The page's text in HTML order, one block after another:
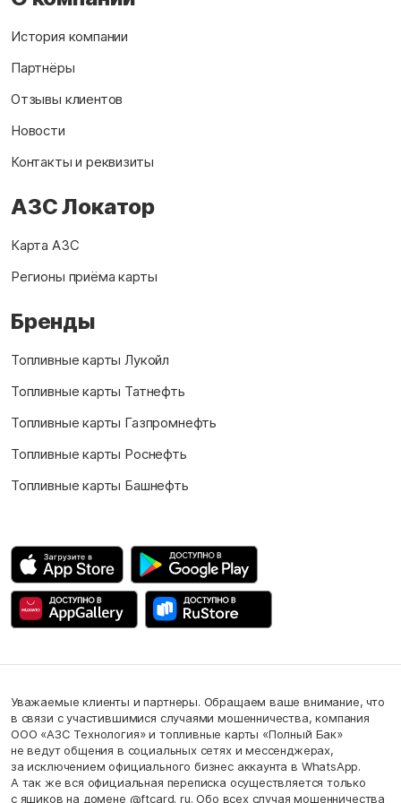
История компании
Партнёры
Отзывы клиентов
Новости
Контакты и реквизиты
АЗС Локатор
Карта АЗС
Регионы приёма карты
Бренды
Топливные карты Лукойл
Топливные карты Татнефть
Топливные карты Газпромнефть
Топливные карты Роснефть
Топливные карты Башнефть
Уважаемые клиенты и партнеры. Обращаем ваше внимание, что
в связи с участившимися случаями мошенничества, компания
ООО «АЗС Технология» и топливные карты «Полный Бак»
не ведут общения в социальных сетях и мессенджерах,
за исключением официального бизнес аккаунта в WhatsApp.
А так же вся официальная переписка осуществляется только
с ящиков на домене @ftcard. ru. Обо всех случая мошенничества